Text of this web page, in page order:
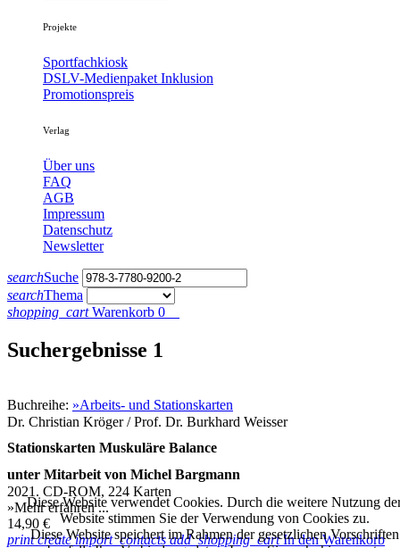
Projekte
Sportfachkiosk
DSLV-Medienpaket Inklusion
Promotionspreis
Verlag
Über uns
FAQ
AGB
Impressum
Datenschutz
Newsletter
searchSuche
searchThema
shopping_cartWarenkorb 0
Suchergebnisse 1
Buchreihe: »Arbeits- und Stationskarten
Dr. Christian Kröger / Prof. Dr. Burkhard Weisser
Stationskarten Muskuläre Balance
unter Mitarbeit von Michel Bargmann
2021. CD-ROM, 224 Karten
»Mehr erfahren ...
14,90 €
print create import_contacts add_shopping_cartIn den Warenkorb
Diese Website verwendet Cookies. Durch die weitere Nutzung
Website stimmen Sie der Verwendung von Cookies zu.
Diese Website speichert im Rahmen der gesetzlichen Vorschriften